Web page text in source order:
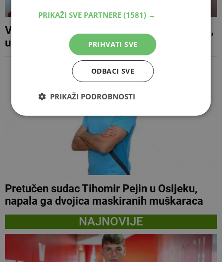
Velež doveo mladog napadača iz Slovenije,
u juniorima Celja zabio 17 golova
Pretučen sudac Tihomir Pejin u Osijeku,
napala ga dvojica maskiranih muškaraca
NAJNOVIJE
PRIKAŽI SVE PARTNERE (1581) →
PRIHVATI SVE
ODBACI SVE
PRIKAŽI PODROBNOSTI